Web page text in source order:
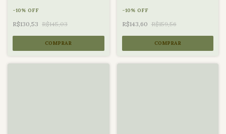
-10% OFF
R$130,53 R$145,03
COMPRAR
-10% OFF
R$143,60 R$159,56
COMPRAR